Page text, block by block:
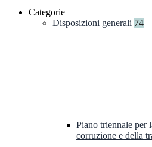
Categorie
Disposizioni generali 74
Piano triennale per
corruzione e della